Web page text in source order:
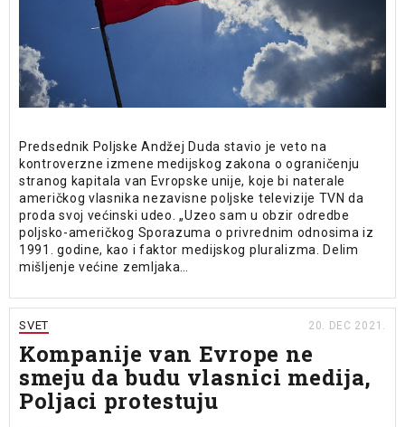
Predsednik Poljske Andžej Duda stavio je veto na
kontroverzne izmene medijskog zakona o ograničenju
stranog kapitala van Evropske unije, koje bi naterale
američkog vlasnika nezavisne poljske televizije TVN da
proda svoj većinski udeo. „Uzeo sam u obzir odredbe
poljsko-američkog Sporazuma o privrednim odnosima iz
1991. godine, kao i faktor medijskog pluralizma. Delim
mišljenje većine zemljaka…
SVET 20. DEC 2021.
Kompanije van Evrope ne
smeju da budu vlasnici medija,
Poljaci protestuju